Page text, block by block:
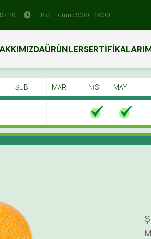
20 Pzt – Cum : 9:00 - 18:00
ÜRÜNLER
ŞUB MAR NİS MAY